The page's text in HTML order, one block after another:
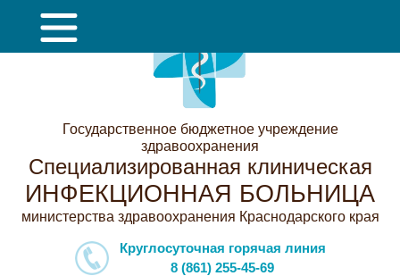
Государственное бюджетное учреждение
здравоохранения
Специализированная клиническая
ИНФЕКЦИОННАЯ БОЛЬНИЦА
министерства здравоохранения Краснодарского края
Круглосуточная горячая линия
8 (861) 255-45-69